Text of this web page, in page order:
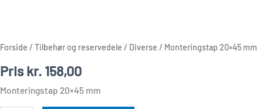
Forside / Tilbehør og reservedele / Diverse / Monteringstap 20×45 mm
Priskr. 158,00
Monteringstap 20×45 mm